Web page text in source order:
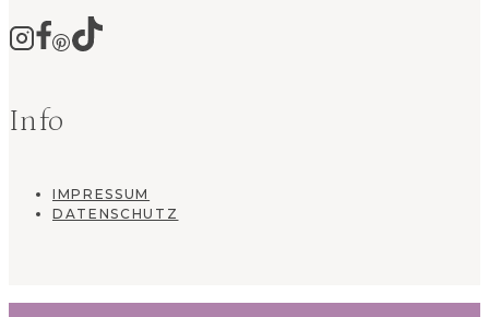
Info
IMPRESSUM
DATENSCHUTZ